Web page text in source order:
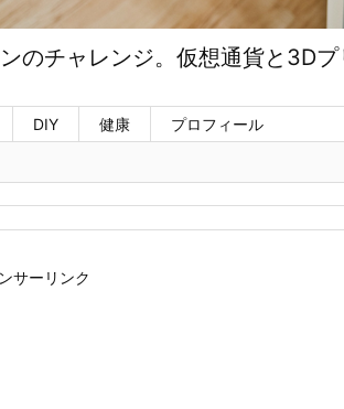
のチャレンジ。仮想通貨と3D
DIY 健康 プロフィール
サーリンク